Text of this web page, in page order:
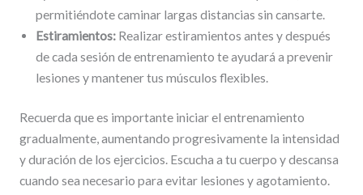
permitiéndote caminar largas distancias sin cansarte.
Estiramientos:Realizar estiramientos antes y después
de cada sesión de entrenamiento te ayudará a prevenir
lesiones y mantener tus músculos flexibles.
Recuerda que es importante iniciar el entrenamiento
gradualmente, aumentando progresivamente la intensidad
y duración de los ejercicios. Escucha a tu cuerpo y descansa
cuando sea necesario para evitar lesiones y agotamiento.